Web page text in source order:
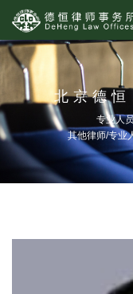
北京德
专业人
其他律师/专业